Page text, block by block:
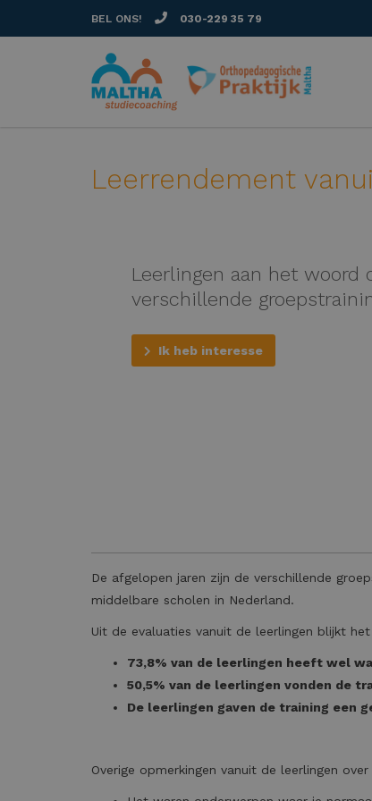
BEL ONS! 030-229 35 79
Leerrendement
Leerlingen aan het woord
verschillende
Ik heb interesse
De afgelopen jaren zijn de verschillende
middelbare scholen in Nederland.
Uit de evaluaties vanuit de leerlingen blijkt
73,8% van de leerlingen heeft wel
50,5% van de leerlingen vonden de
De leerlingen gaven de training een
Overige opmerkingen vanuit de leerlingen